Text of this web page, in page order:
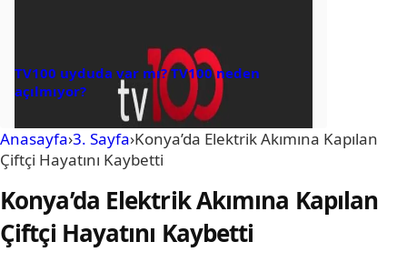
TV100 uyduda var mı? TV100 neden
açılmıyor?
Anasayfa›3. Sayfa›Konya’da Elektrik Akımına Kapılan
Çiftçi Hayatını Kaybetti
Konya’da Elektrik Akımına Kapılan
Çiftçi Hayatını Kaybetti